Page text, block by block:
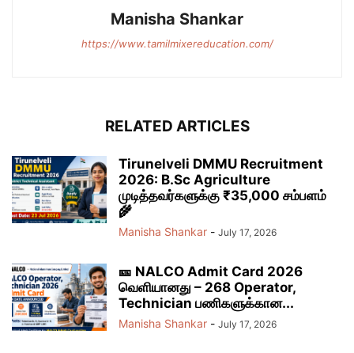
Manisha Shankar
https://www.tamilmixereducation.com/
RELATED ARTICLES
Tirunelveli DMMU Recruitment
2026: B.Sc Agriculture
முடித்தவர்களுக்கு ₹35,000 சம்பளம்
🌾
Manisha Shankar - July 17, 2026
🎫 NALCO Admit Card 2026
வெளியானது – 268 Operator,
Technician பணிகளுக்கான...
Manisha Shankar - July 17, 2026